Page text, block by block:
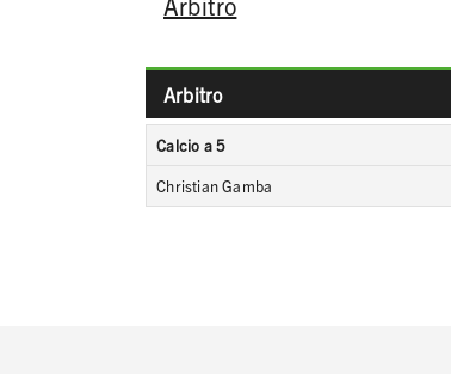
Arbitro
Calcio a 5
Christian Gamba